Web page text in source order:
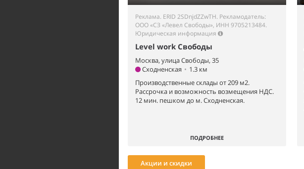
Реклама. ERID 2SDnjdZZwTH. Рекламодатель:
ООО «СЗ «Левел Свободы», ИНН 9705213484.
Юридическая информация
Level work Свободы
Москва, улица Свободы, 35
Сходненская • 1.3 км
Производственные склады от 209 м2.
Рассрочка и возможность возмещения НДС.
12 мин. пешком до м. Сходненская.
ПОДРОБНЕЕ
Акции и скидки